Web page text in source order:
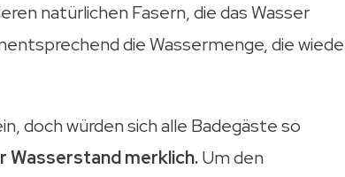
natürlichen Fasern, die das Wasser
die Wassermenge, die
doch würden sich alle Badegäste so
Wasserstand merklich.Um den